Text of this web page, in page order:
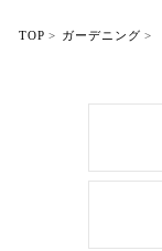
TOP ガーデニング